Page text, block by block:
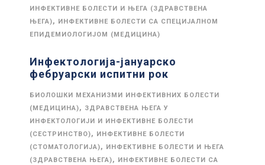
ИНФЕКТИВНЕ БОЛЕСТИ И ЊЕГА (ЗДРАВСТВЕНА
ЊЕГА), ИНФЕКТИВНЕ БОЛЕСТИ СА СПЕЦИЈАЛНОМ
ЕПИДЕМИОЛОГИЈОМ (МЕДИЦИНА)
Инфектологија-јануарско
фебруарски испитни рок
БИОЛОШКИ МЕХАНИЗМИ ИНФЕКТИВНИХ БОЛЕСТИ
(МЕДИЦИНА), ЗДРАВСТВЕНА ЊЕГА У
ИНФЕКТОЛОГИЈИ И ИНФЕКТИВНЕ БОЛЕСТИ
(СЕСТРИНСТВО), ИНФЕКТИВНЕ БОЛЕСТИ
(СТОМАТОЛОГИЈА), ИНФЕКТИВНЕ БОЛЕСТИ И ЊЕГА
(ЗДРАВСТВЕНА ЊЕГА), ИНФЕКТИВНЕ БОЛЕСТИ СА